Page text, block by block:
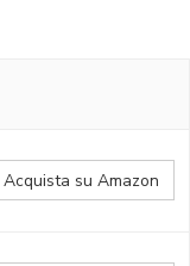
Acquista su Amazon